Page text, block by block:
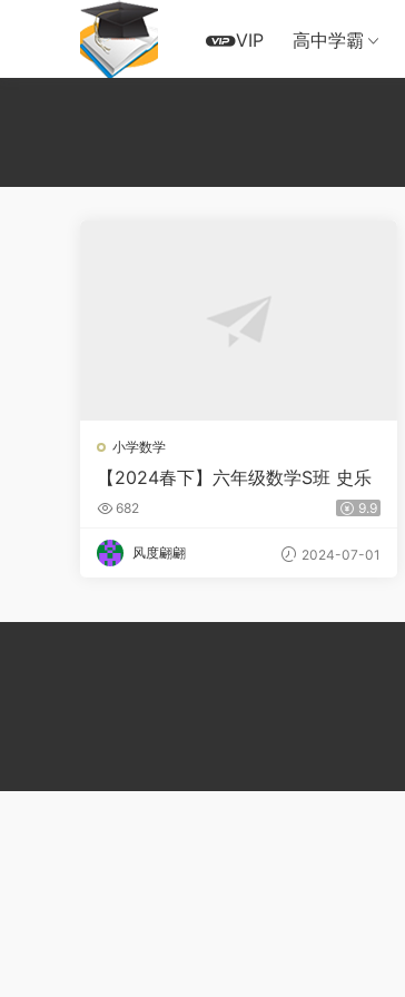
VIP 高中学霸
小学数学
【2024春下】六年级数学S班 史乐
682 9.9
风度翩翩 2024-07-01